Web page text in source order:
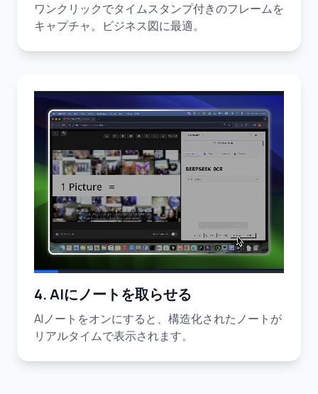
ワンクリックでタイムスタンプ付きのフレームを
キャプチャ。ビジネス図に最適。
4. AIにノートを取らせる
AIノートをオンにすると、構造化されたノートが
リアルタイムで表示されます。